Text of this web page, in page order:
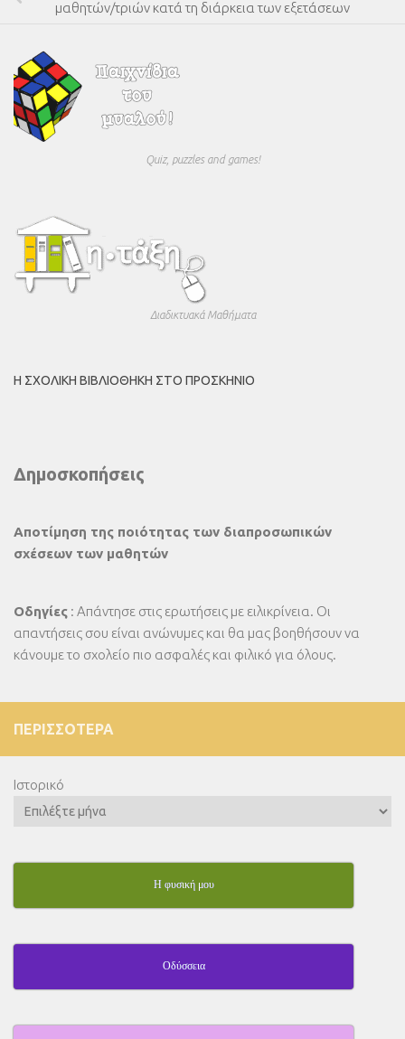
μαθητών/τριών κατά τη διάρκεια των εξετάσεων
Quiz, puzzles and games!
Διαδικτυακά Μαθήματα
Η ΣΧΟΛΙΚΉ ΒΙΒΛΙΟΘΉΚΗ ΣΤΟ ΠΡΟΣΚΉΝΙΟ
Δημοσκοπήσεις
Αποτίμηση της ποιότητας των διαπροσωπικών
σχέσεων των μαθητών
Οδηγίες : Απάντησε στις ερωτήσεις με ειλικρίνεια. Οι
απαντήσεις σου είναι ανώνυμες και θα μας βοηθήσουν να
κάνουμε το σχολείο πιο ασφαλές και φιλικό για όλους.
ΠΕΡΙΣΣΌΤΕΡΑ
Ιστορικό
Η φυσική μου
Οδύσσεια